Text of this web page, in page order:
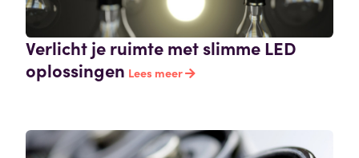
Verlicht je ruimte met slimme LED
oplossingen Lees meer